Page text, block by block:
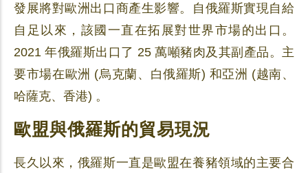
發展將對歐洲出口商產生影響。自俄羅斯實現自給
自足以來，該國一直在拓展對世界市場的出口。
2021 年俄羅斯出口了 25 萬噸豬肉及其副產品。主
要市場在歐洲 (烏克蘭、白俄羅斯) 和亞洲 (越南、
哈薩克、香港) 。
歐盟與俄羅斯的貿易現況
長久以來，俄羅斯一直是歐盟在養豬領域的主要合